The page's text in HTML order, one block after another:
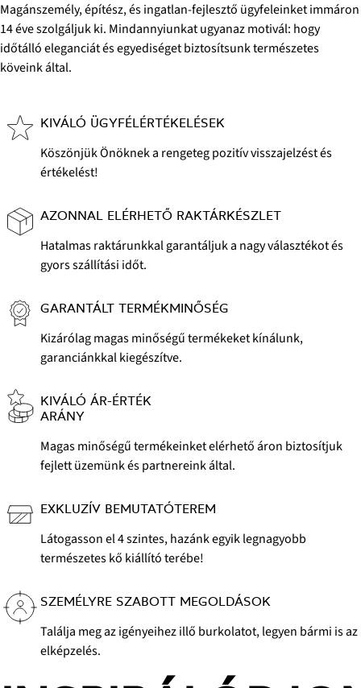
Magánszemély, építész, és ingatlan-fejlesztő ügyfeleinket immáron
14 éve szolgáljuk ki. Mindannyiunkat ugyanaz motivál: hogy
időtálló eleganciát és egyediséget biztosítsunk természetes
köveink által.
KIVÁLÓ ÜGYFÉLÉRTÉKELÉSEK
Köszönjük Önöknek a rengeteg pozitív visszajelzést és
értékelést!
AZONNAL ELÉRHETŐ RAKTÁRKÉSZLET
Hatalmas raktárunkkal garantáljuk a nagy választékot és
gyors szállítási időt.
GARANTÁLT TERMÉKMINŐSÉG
Kizárólag magas minőségű termékeket kínálunk,
garanciánkkal kiegészítve.
KIVÁLÓ ÁR-ÉRTÉK
ARÁNY
Magas minőségű termékeinket elérhető áron biztosítjuk
fejlett üzemünk és partnereink által.
EXKLUZÍV BEMUTATÓTEREM
Látogasson el 4 szintes, hazánk egyik legnagyobb
természetes kő kiállító terébe!
SZEMÉLYRE SZABOTT MEGOLDÁSOK
Találja meg az igényeihez illő burkolatot, legyen bármi is az
elképzelés.